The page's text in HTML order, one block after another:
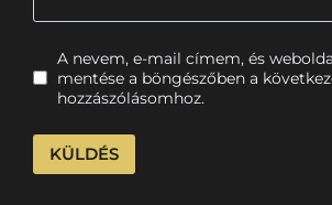
A nevem, e-mail címem, és
mentése a böngészőben a
hozzászólásomhoz.